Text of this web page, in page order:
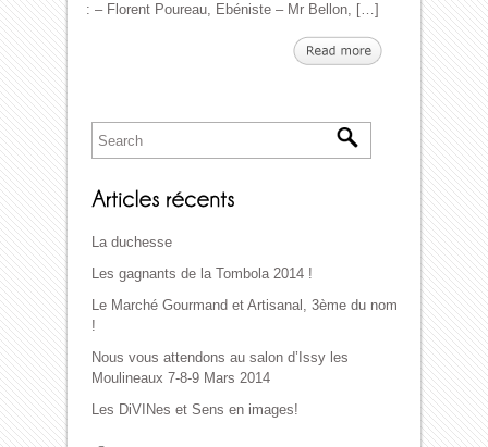
: – Florent Poureau, Ebéniste – Mr Bellon, […]
La duchesse
Les gagnants de la Tombola 2014 !
Le Marché Gourmand et Artisanal, 3ème du nom
!
Nous vous attendons au salon d’Issy les
Moulineaux 7-8-9 Mars 2014
Les DiVINes et Sens en images!